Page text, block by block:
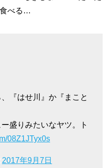
べる…
『はせ川』か『まこと
盛りみたいなヤツ。ト
08Z1JTyx0s
2017年9月7日